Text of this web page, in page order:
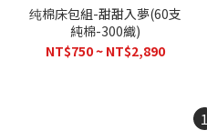
纯棉床包組-甜甜入夢(60支
純棉-300織)
NT$750 ~ NT$2,890
1